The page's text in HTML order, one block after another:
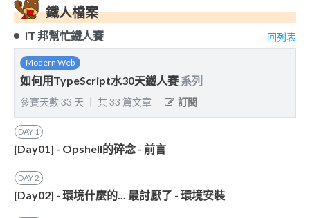
鐵人檔案
iT 邦幫忙鐵人賽 回列表
Modern Web
如何用TypeScript水30天鐵人賽 系列
參賽天數33 天 共33 篇文章 訂閱
DAY 1
[Day01] - Opshell的碎念 - 前言
DAY2
[Day02] - 環境什麼的... 最討厭了 - 環境安裝